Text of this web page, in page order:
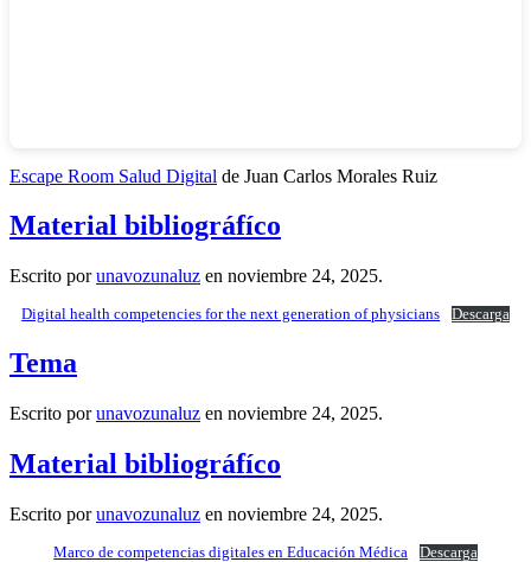
Escape Room Salud Digital de Juan Carlos Morales Ruiz
Material bibliográfíco
Escrito porunavozunaluz en noviembre 24, 2025.
Digital health competencies for the next generation of physicians Descarga
Tema
Escrito porunavozunaluz en noviembre 24, 2025.
Material bibliográfíco
Escrito porunavozunaluz en noviembre 24, 2025.
Marco de competencias digitales en Educación Médica Descarga